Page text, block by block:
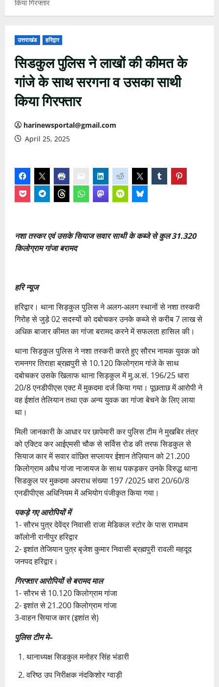
किया गिरफ्तार
उत्तराखंड हरिद्वार
सिडकुल पुलिस ने लाखों की कीमत के
गांजे के साथ सरगना व उसका साथी
किया गिरफ्तार
harinewsportal@gmail.com
April 25, 2025
नशा तस्कर एवं उसके सियाज सवार साथी के कब्जे से कुल 31.320
किलोग्राम गांजा बरामद
हरि न्यूज
हरिद्वार। थाना सिड़कुल पुलिस ने अलग-अलग स्थानों से नशा तस्करी
गिरोह से जुड़े 02 सदस्यों को दबोचकर उनके कब्जे से करीब 7 लाख से
अधिक बाजार कीमत का गांजा बरामद करने में सफलता हासिल की।
थाना सिड़कुल पुलिस ने नशा तस्करी करते हुए सौरभ नामक युवक को
रामनगर तिराहा ब्रह्मपुरी से 10.120 किलोग्राम गांजे के साथ
दबोचकर उसके खिलाफ थाना सिड़कुल में मु.अ.सं. 196/25 धारा
20/8 एनडीपीएस एक्ट में मुकदमा दर्ज किया गया। पूछताछ में आरोपी ने
वह ईशांत तेलियान तथा एक अन्य युवक का गांजा बेचने के लिए लाया
था।
मिली जानकारी के आधार पर छापेमारी कर पुलिस टीम ने मुखबिर तंत्र
को एक्टिव कर आईएमसी चौक से सर्विस रोड की तरफ सिडकुल से
सियाज कार में सवार वांछित सप्लायर ईशान तेज़ियान को 21.200
किलोग्राम अवैध गांजा नाजायज के साथ पकड़कर उनके विरुद्ध थाना
सिडकुल पर मुकदमा अपराध संख्या 197 /2025 धारा 20/60/8
एनडीपीएस अधिनियम में अभियोग पंजीकृत किया गया।
पकड़े गए आरोपियों में
1- सौरभ पुत्र देवेंद्र निवासी राजा मेडिकल स्टोर के पास रामधाम
कॉलोनी रानीपुर हरिद्वार
2- इशांत तेजियान पुत्र बृजेश कुमार निवासी ब्रह्मपुरी रावली महदूद
जनपद हरिद्वार।
गिरफ्तार आरोपियों से बरामद माल
1- सौरभ से 10.120 किलोग्राम गांजा
2- इशांत से 21.200 किलोग्राम गांजा
3-वाहन सियाज कार (इशांत से)
पुलिस टीम मे–
थानाध्यक्ष सिडकुल मनोहर सिंह भंडारी
वरिष्ठ उप निरीक्षक नंदकिशोर ग्वाड़ी